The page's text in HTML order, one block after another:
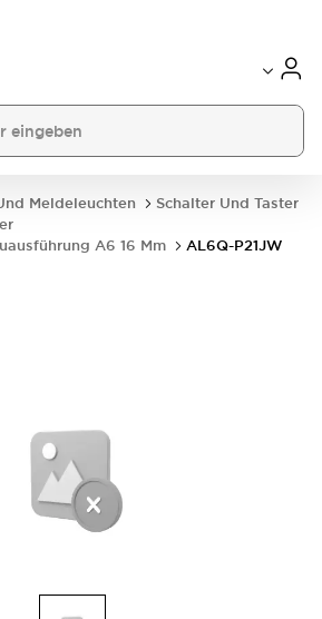
Meldeleuchten
Schalter Und Taster
A6 16 Mm
AL6Q-P21JW